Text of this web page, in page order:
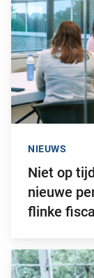
Niet op
nieuwe
flinke
NIEUWS
Ga naar “Nog